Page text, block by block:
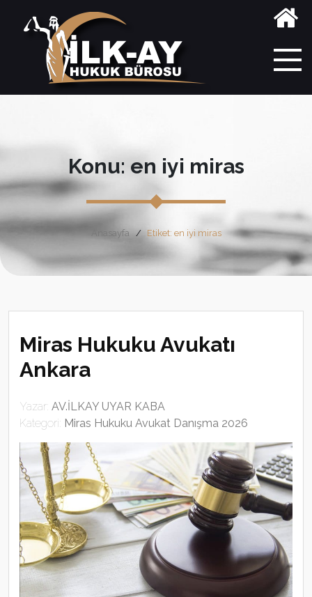
Konu: en iyi miras
Anasayfa Etiket: en iyi miras
Miras Hukuku Avukatı
Ankara
Yazar: AV.İLKAY UYAR KABA
Kategori: Miras Hukuku Avukat Danışma 2026